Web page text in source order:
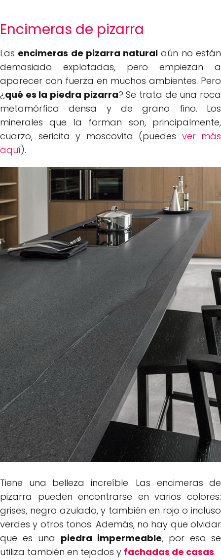
Encimeras de pizarra
Las encimeras de pizarra natural aún no están
demasiado explotadas, pero empiezan a
aparecer con fuerza en muchos ambientes. Pero
¿qué es la piedra pizarra? Se trata de una roca
metamórfica densa y de grano fino. Los
minerales que la forman son, principalmente,
cuarzo, sericita y moscovita (puedes ver más
aquí).
Tiene una belleza increíble. Las encimeras de
pizarra pueden encontrarse en varios colores:
grises, negro azulado, y también en rojo o incluso
verdes y otros tonos. Además, no hay que olvidar
que es una piedra impermeable, por eso se
utiliza también en tejados y fachadas de casas.